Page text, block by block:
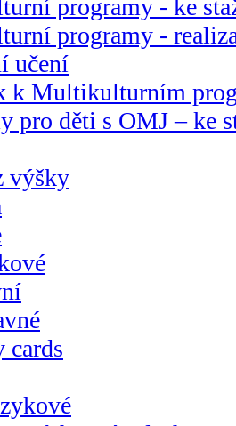
programy - ke
programy -
učení
k Multikulturním
pro děti s OMJ – ke
výšky
cards